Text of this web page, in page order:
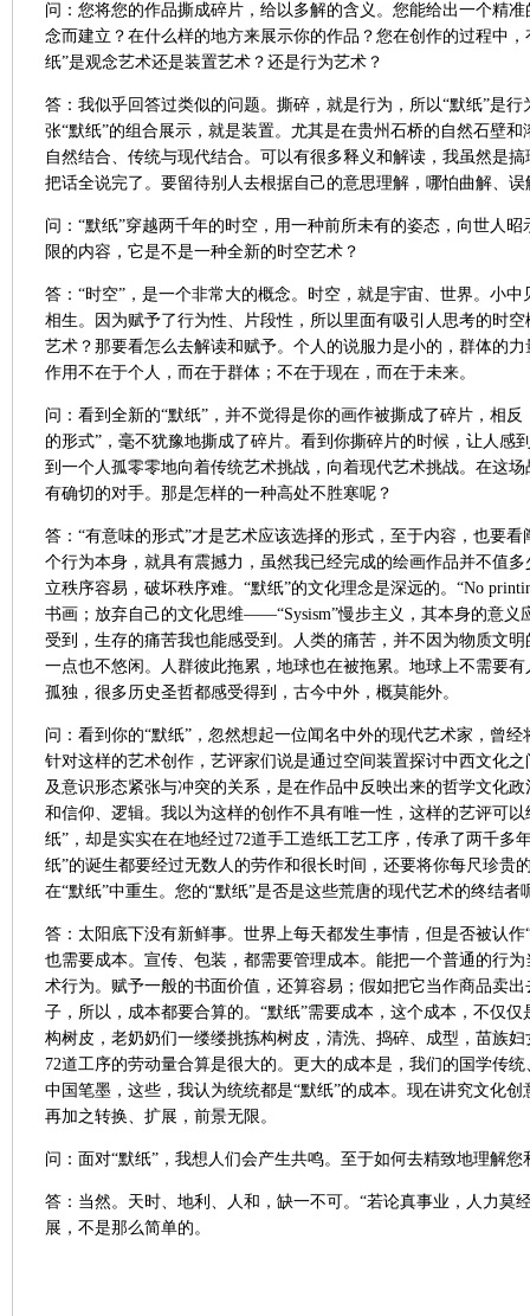
问：您将您的作品撕成碎片，给以多解的含义。您能给出一个精
念而建立？在什么样的地方来展示你的作品？您在创作的过程中
纸”是观念艺术还是装置艺术？还是行为艺术？
答：我似乎回答过类似的问题。撕碎，就是行为，所以“默纸”是
张“默纸”的组合展示，就是装置。尤其是在贵州石桥的自然石壁
自然结合、传统与现代结合。可以有很多释义和解读，我虽然是
把话全说完了。要留待别人去根据自己的意思理解，哪怕曲解、
问：“默纸”穿越两千年的时空，用一种前所未有的姿态，向世人
限的内容，它是不是一种全新的时空艺术？
答：“时空”，是一个非常大的概念。时空，就是宇宙、世界。小
相生。因为赋予了行为性、片段性，所以里面有吸引人思考的时
艺术？那要看怎么去解读和赋予。个人的说服力是小的，群体的
作用不在于个人，而在于群体；不在于现在，而在于未来。
问：看到全新的“默纸”，并不觉得是你的画作被撕成了碎片，相
的形式”，毫不犹豫地撕成了碎片。看到你撕碎片的时候，让人感
到一个人孤零零地向着传统艺术挑战，向着现代艺术挑战。在这
有确切的对手。那是怎样的一种高处不胜寒呢？
答：“有意味的形式”才是艺术应该选择的形式，至于内容，也要
个行为本身，就具有震撼力，虽然我已经完成的绘画作品并不值
立秩序容易，破坏秩序难。“默纸”的文化理念是深远的。“No
书画；放弃自己的文化思维——“Sysism”慢步主义，其本身的意义
受到，生存的痛苦我也能感受到。人类的痛苦，并不因为物质文
一点也不悠闲。人群彼此拖累，地球也在被拖累。地球上不需要
孤独，很多历史圣哲都感受得到，古今中外，概莫能外。
问：看到你的“默纸”，忽然想起一位闻名中外的现代艺术家，曾
针对这样的艺术创作，艺评家们说是通过空间装置探讨中西文化
及意识形态紧张与冲突的关系，是在作品中反映出来的哲学文化
和信仰、逻辑。我以为这样的创作不具有唯一性，这样的艺评可
纸”，却是实实在在地经过72道手工造纸工艺工序，传承了两千多
纸”的诞生都要经过无数人的劳作和很长时间，还要将你每尺珍贵
在“默纸”中重生。您的“默纸”是否是这些荒唐的现代艺术的终结者
答：太阳底下没有新鲜事。世界上每天都发生事情，但是否被认作
也需要成本。宣传、包装，都需要管理成本。能把一个普通的行
术行为。赋予一般的书面价值，还算容易；假如把它当作商品卖
子，所以，成本都要合算的。“默纸”需要成本，这个成本，不仅
构树皮，老奶奶们一缕缕挑拣构树皮，清洗、捣碎、成型，苗族
72道工序的劳动量合算是很大的。更大的成本是，我们的国学传
中国笔墨，这些，我认为统统都是“默纸”的成本。现在讲究文化
再加之转换、扩展，前景无限。
问：面对“默纸”，我想人们会产生共鸣。至于如何去精致地理解您
答：当然。天时、地利、人和，缺一不可。“若论真事业，人力莫
展，不是那么简单的。